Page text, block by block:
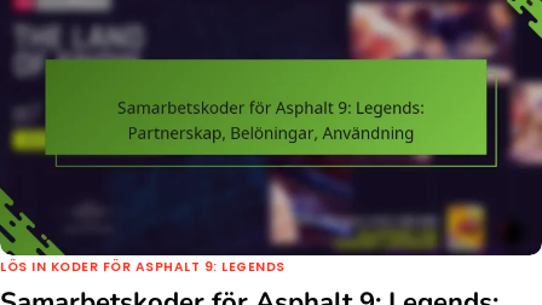
LÖS IN KODER FÖR ASPHALT 9: LEGENDS